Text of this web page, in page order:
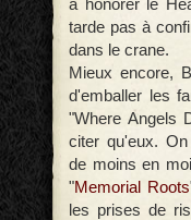
à honorer le
tarde pas à
dans le crane.
Mieux encore,
d'emballer les
"Where Angels
citer qu'eux.
de moins en
"Memorial Roots
les prises de